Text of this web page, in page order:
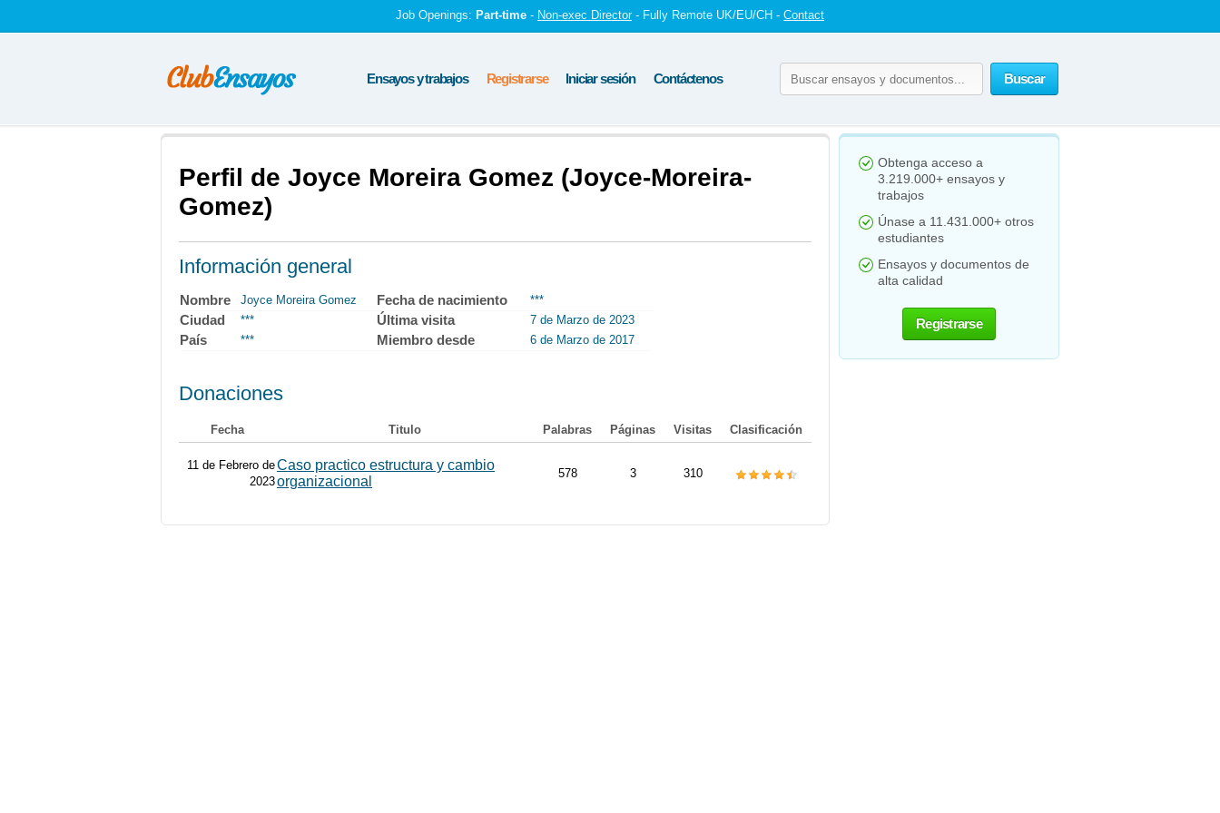
Job Openings: Part-time - Non-exec Director - Fully Remote UK/EU/CH - Contact
Buscar
Ensayos y trabajos Registrarse Iniciar sesión Contáctenos
Perfil de Joyce Moreira Gomez (Joyce-Moreira-
Gomez)
Información general
Nombre Joyce Moreira Gomez Fecha de nacimiento ***
Ciudad *** Última visita 7 de Marzo de 2023
País *** Miembro desde 6 de Marzo de 2017
Donaciones
Fecha Titulo Palabras Páginas Visitas Clasificación
11 de Febrero de
2023
Caso practico estructura y cambio
organizacional
578 3 310
Obtenga acceso a
3.219.000+ ensayos y
trabajos
Únase a 11.431.000+ otros
estudiantes
Ensayos y documentos de
alta calidad
Registrarse